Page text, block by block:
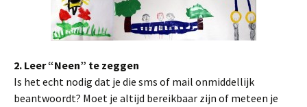
2. Leer “Neen” te zeggen
Is het echt nodig dat je die sms of mail onmiddellijk
beantwoordt? Moet je altijd bereikbaar zijn of meteen je